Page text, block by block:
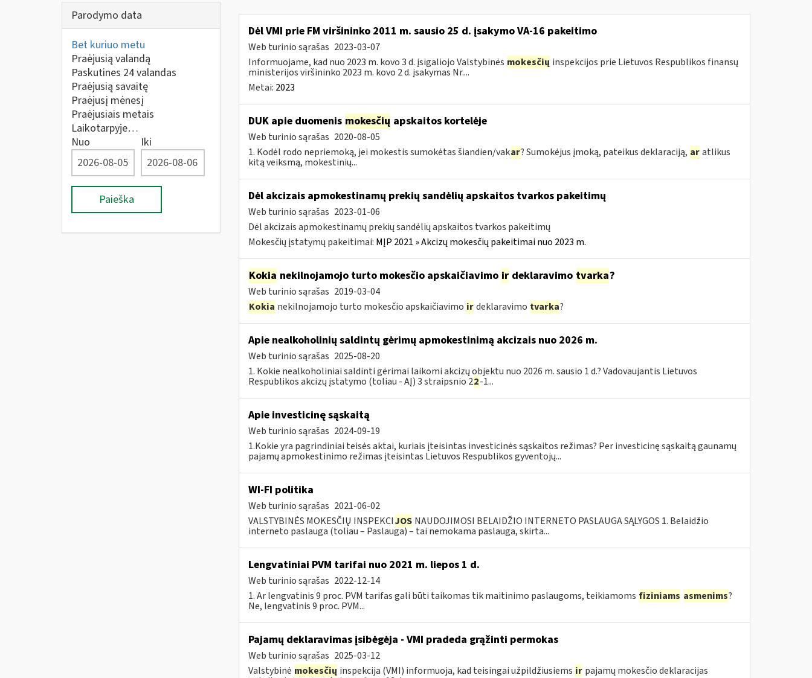
Parodymo data
Bet kuriuo metu
Praėjusią valandą
Paskutines 24 valandas
Praėjusią savaitę
Praėjusį mėnesį
Praėjusiais metais
Laikotarpyje…
Nuo
Iki
Paieška
Dėl VMI prie FM viršininko 2011 m. sausio 25 d. įsakymo VA-16 pakeitimo
Web turinio sąrašas 2023-03-07
Informuojame, kad nuo 2023 m. kovo 3 d. įsigaliojo Valstybinės mokesčių inspekcijos prie Lietuvos Respublikos finansų
ministerijos viršininko 2023 m. kovo 2 d. įsakymas Nr....
Metai: 2023
DUK apie duomenis mokesčių apskaitos kortelėje
Web turinio sąrašas 2020-08-05
1. Kodėl rodo nepriemoką, jei mokestis sumokėtas šiandien/vakar? Sumokėjus įmoką, pateikus deklaraciją, ar atlikus
kitą veiksmą, mokestinių...
Dėl akcizais apmokestinamų prekių sandėlių apskaitos tvarkos pakeitimų
Web turinio sąrašas 2023-01-06
Dėl akcizais apmokestinamų prekių sandėlių apskaitos tvarkos pakeitimų
Mokesčių įstatymų pakeitimai: MĮP 2021 » Akcizų mokesčių pakeitimai nuo 2023 m.
Kokia nekilnojamojo turto mokesčio apskaičiavimo irdeklaravimo tvarka?
Web turinio sąrašas 2019-03-04
Kokia nekilnojamojo turto mokesčio apskaičiavimo ir deklaravimo tvarka?
Apie nealkoholinių saldintų gėrimų apmokestinimą akcizais nuo 2026 m.
Web turinio sąrašas 2025-08-20
1. Kokie nealkoholiniai saldinti gėrimai laikomi akcizų objektu nuo 2026 m. sausio 1 d.? Vadovaujantis Lietuvos
Respublikos akcizų įstatymo (toliau - AĮ) 3 straipsnio 22-1...
Apie investicinę sąskaitą
Web turinio sąrašas 2024-09-19
1.Kokie yra pagrindiniai teisės aktai, kuriais įteisintas investicinės sąskaitos režimas? Per investicinę sąskaitą gaunamų
pajamų apmokestinimo režimas įteisintas Lietuvos Respublikos gyventojų...
WI-FI politika
Web turinio sąrašas 2021-06-02
VALSTYBINĖS MOKESČIŲ INSPEKCIJOS NAUDOJIMOSI BELAIDŽIO INTERNETO PASLAUGA SĄLYGOS 1. Belaidžio
interneto paslauga (toliau – Paslauga) – tai nemokama paslauga, skirta...
Lengvatiniai PVM tarifai nuo 2021 m. liepos 1 d.
Web turinio sąrašas 2022-12-14
1. Ar lengvatinis 9 proc. PVM tarifas gali būti taikomas tik maitinimo paslaugoms, teikiamoms fiziniams asmenims?
Ne, lengvatinis 9 proc. PVM...
Pajamų deklaravimas įsibėgėja - VMI pradeda grąžinti permokas
Web turinio sąrašas 2025-03-12
Valstybinė mokesčių inspekcija (VMI) informuoja, kad teisingai užpildžiusiems ir pajamų mokesčio deklaracijas